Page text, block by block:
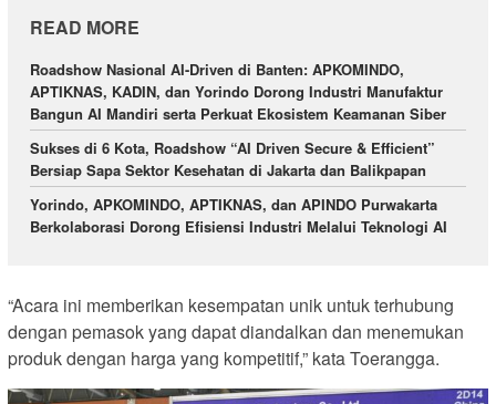
READ MORE
Roadshow Nasional AI-Driven di Banten: APKOMINDO,
APTIKNAS, KADIN, dan Yorindo Dorong Industri Manufaktur
Bangun AI Mandiri serta Perkuat Ekosistem Keamanan Siber
Sukses di 6 Kota, Roadshow “AI Driven Secure & Efficient”
Bersiap Sapa Sektor Kesehatan di Jakarta dan Balikpapan
Yorindo, APKOMINDO, APTIKNAS, dan APINDO Purwakarta
Berkolaborasi Dorong Efisiensi Industri Melalui Teknologi AI
“Acara ini memberikan kesempatan unik untuk terhubung
dengan pemasok yang dapat diandalkan dan menemukan
produk dengan harga yang kompetitif,” kata Toerangga.